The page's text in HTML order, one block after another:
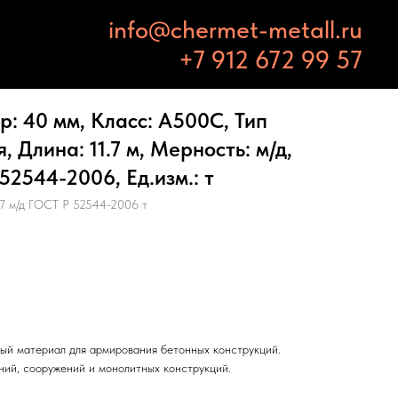
info@chermet-metall.ru
+7 912 672 99 57
40 мм, Класс: А500С, Тип
Длина: 11.7 м, Мерность: м/д,
2006, Ед.изм.: т
м/д ГОСТ Р 52544-2006 т
материал для армирования бетонных конструкций.
сооружений и монолитных конструкций.